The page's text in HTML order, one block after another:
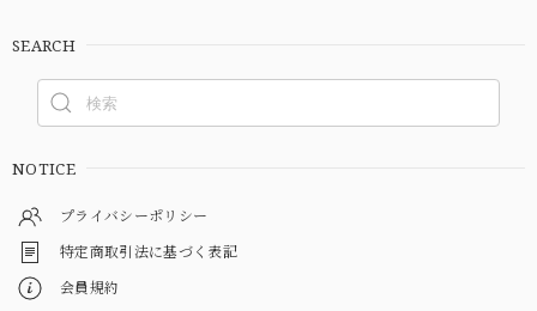
SEARCH
NOTICE
プライバシーポリシー
特定商取引法に基づく表記
会員規約